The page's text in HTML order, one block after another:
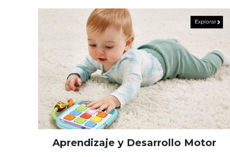
Aprendizaje y Desarrollo Motor